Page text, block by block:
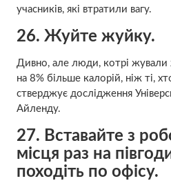
учасників, які втратили вагу.
26. Жуйте жуйку.
Дивно, але люди, котрі жували
на 8% більше калорій, ніж ті,
стверджує дослідження
Айленду.
27. Вставайте з
місця раз на
походіть по офісу.